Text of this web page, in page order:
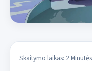
Skaitymo laikas: 2 Minutės